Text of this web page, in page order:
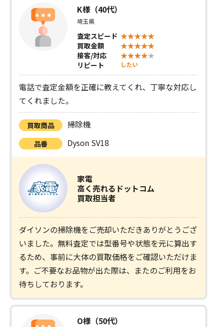
K様（40代）
埼玉県
査定スピード
買取金額
接客/対応
リピート
したい
電話で査定金額を正確に教えてくれ、丁寧な対応し
てくれました。
買取商品 掃除機
品番 Dyson SV18
家電
高く売れるドットコム
買取担当者
ダイソンの掃除機をご売却いただきありがとうござ
いました。無料査定では型番号や状態を元に算出す
るため、事前に大体の買取価格をご確認いただけま
す。ご不要なお品物が出た際は、またのご利用をお
待ちしております。
O様（50代）